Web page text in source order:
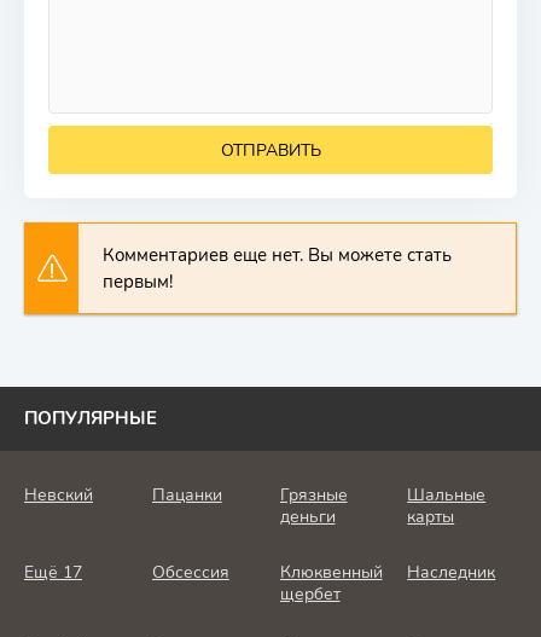
ОТПРАВИТЬ
Комментариев еще нет. Вы можете стать
первым!
ПОПУЛЯРНЫЕ
Невский Пацанки
Грязные
деньги
Шальные
карты
Ещё 17 Обсессия
Клюквенный
щербет
Наследник